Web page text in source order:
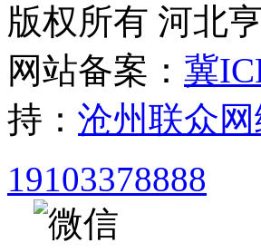
版权所有 河北
网站备案： 冀
持： 沧州联众
19103378888